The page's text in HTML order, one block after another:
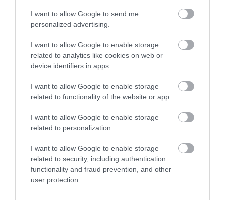
I want to allow Google to send me
personalized advertising.
I want to allow Google to enable storage
related to analytics like cookies on web or
device identifiers in apps.
I want to allow Google to enable storage
related to functionality of the website or app.
I want to allow Google to enable storage
related to personalization.
I want to allow Google to enable storage
related to security, including authentication
functionality and fraud prevention, and other
user protection.
A képek saját sorsa szinte folytatta a passiót.
A Krisztus Pilátus előtt és a Golgota az
amerikai John Wanamaker tulajdonába került.
1907 telén a lindenhursti palota kigyulladt. A
hatalmas vásznakat késsel vágták ki a lángoló
keretekből, majd a hóba dobták, hogy
megmentsék őket. Krisztus a tűzből a hóba
került. Ez olyan kép, amelyet ha egy író találna
ki, talán túl szimbolikusnak éreznénk.
Később jöttek az újabb tulajdonosok, alkuk,
állami vásárlások, milliárdos viták. A Golgota
modern kori huzavonája megmutatta, hogy